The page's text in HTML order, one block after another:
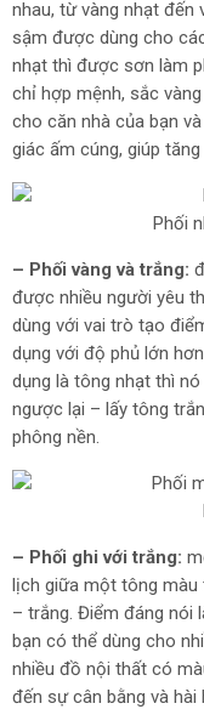
nhau, từ vàng nhạt đến
sậm được dùng cho
nhạt thì được sơn làm
chỉ hợp mệnh, sắc
cho căn nhà của bạn
giác ấm cúng, giúp
Phối
– Phối vàng và trắng:
được nhiều người yêu
dùng với vai trò tạo
dụng với độ phủ lớn
dụng là tông nhạt thì
ngược lại – lấy tông
phông nền.
– Phối ghi với trắng:
lịch giữa một tông màu
– trắng. Điểm đáng nói
bạn có thể dùng cho
nhiều đồ nội thất có
đến sự cân bằng và hài